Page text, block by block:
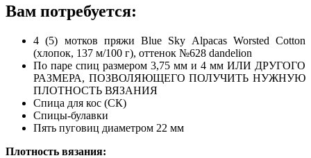
Вам потребуется:
4 (5) мотков пряжи Blue Sky Alpacas Worsted Cotton
(хлопок, 137 м/100 г), оттенок №628 dandelion
По паре спиц размером 3,75 мм и 4 мм ИЛИ ДРУГОГО
РАЗМЕРА, ПОЗВОЛЯЮЩЕГО ПОЛУЧИТЬ НУЖНУЮ
ПЛОТНОСТЬ ВЯЗАНИЯ
Спица для кос (СК)
Спицы-булавки
Пять пуговиц диаметром 22 мм
Плотность вязания: